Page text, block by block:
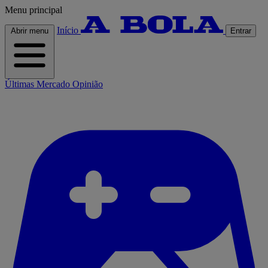
Menu principal
Abrir menu Início Entrar
Últimas Mercado Opinião